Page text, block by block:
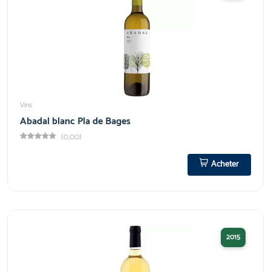
Vins
Abadal blanc Pla de Bages
(0,00)
Acheter
2015